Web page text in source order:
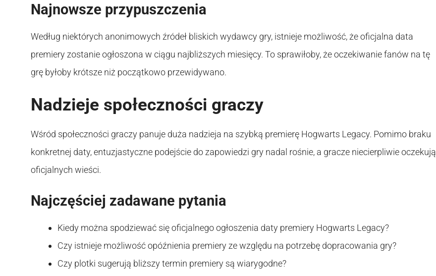
Najnowsze przypuszczenia
Według niektórych anonimowych źródeł bliskich wydawcy gry, istnieje możliwość, że oficjalna data
premiery zostanie ogłoszona w ciągu najbliższych miesięcy. To sprawiłoby, że oczekiwanie fanów na tę
grę byłoby krótsze niż początkowo przewidywano.
Nadzieje społeczności graczy
Wśród społeczności graczy panuje duża nadzieja na szybką premierę Hogwarts Legacy. Pomimo braku
konkretnej daty, entuzjastyczne podejście do zapowiedzi gry nadal rośnie, a gracze niecierpliwie oczekują
oficjalnych wieści.
Najczęściej zadawane pytania
Kiedy można spodziewać się oficjalnego ogłoszenia daty premiery Hogwarts Legacy?
Czy istnieje możliwość opóźnienia premiery ze względu na potrzebę dopracowania gry?
Czy plotki sugerują bliższy termin premiery są wiarygodne?